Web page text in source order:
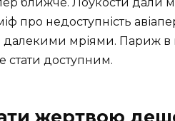
ближче. Лоукости
про недоступність
далекими мріями. Париж
стати доступним.